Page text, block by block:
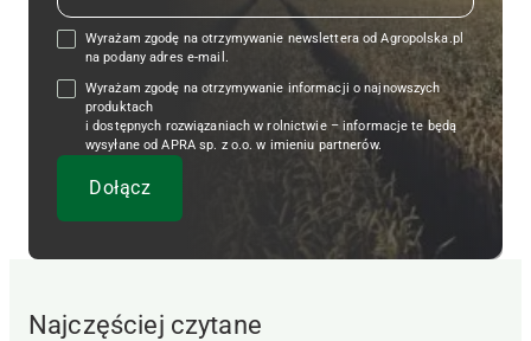
Wyrażam zgodę na otrzymywanie newslettera od Agropolska.pl
na podany adres e-mail.
Wyrażam zgodę na otrzymywanie informacji o najnowszych
produktach
i dostępnych rozwiązaniach w rolnictwie – informacje te będą
wysyłane od APRA sp. z o.o. w imieniu partnerów.
Najczęściej czytane